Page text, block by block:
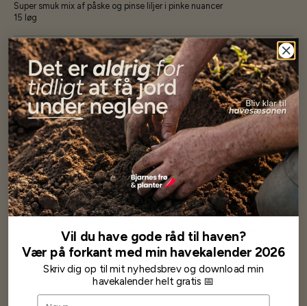
Super smuk mix af påske og pinse liljer i pinke nuancer
15 løg
Specifikationer
Se mere af Blomsterløg og -knolde
Vores kundersiger...
Har altid kun mødt god vejledning og hjælp fra Barney (Bjarne)
Har lige i går modtaget de fineste asparges kroner med posten
wauw en god kvalitet og størrelse.
Som skrevet før når jeg har skrevet med Bjarne har jeg altid mødt
venlighed og god service.
Jeg vil klart anbefale andre at købe her fra
Vil du have gode råd til haven?
Vær på forkant med min havekalender 2026
Skriv dig op til mit nyhedsbrev og download min
havekalender helt gratis 📅
Navn